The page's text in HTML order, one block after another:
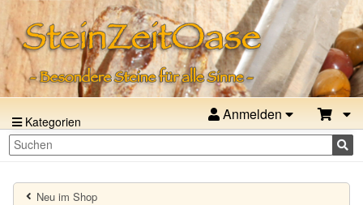
Kategorien Anmelden
Neu im Shop